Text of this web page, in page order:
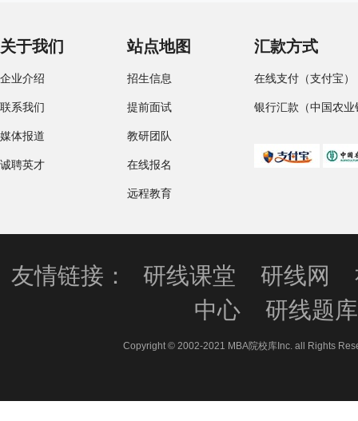
关于我们
企业介绍
联系我们
媒体报道
诚聘英才
站点地图
招生信息
提前面试
教研团队
在线报名
远程教育
汇款方式
在线支付（支付宝）
银行汇款（中国农业
友情链接： 研线课堂 研线网
中心
研线题库
Copyright © 2002-2021 MBA院校库Inc. all Rights